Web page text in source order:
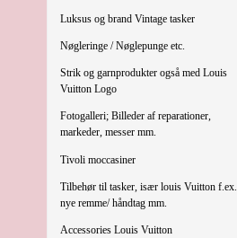
Luksus og brand Vintage tasker
Nøgleringe / Nøglepunge etc.
Strik og garnprodukter også med Louis
Vuitton Logo
Fotogalleri; Billeder af reparationer,
markeder, messer mm.
Tivoli moccasiner
Tilbehør til tasker, især louis Vuitton f.ex.
nye remme/ håndtag mm.
Accessories Louis Vuitton